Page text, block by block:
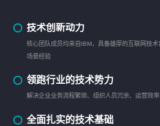
技术创新动力
核心团队成员均来自IBM，具备雄厚的互联网技
场景经验
领跑行业的技术势力
解决企业业务流程繁琐、组织人员冗余、运营效
全面扎实的技术基础